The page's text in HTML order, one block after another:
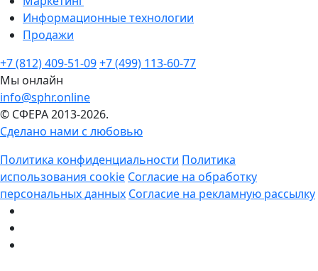
Информационные технологии
Продажи
+7 (812) 409-51-09+7 (499) 113-60-77
Мы онлайн
info@sphr.online
© СФЕРА 2013-2026.
Сделано нами с любовью
Политика конфиденциальности Политика
использования cookie Согласие на обработку
персональных данных Согласие на рекламную рассылку